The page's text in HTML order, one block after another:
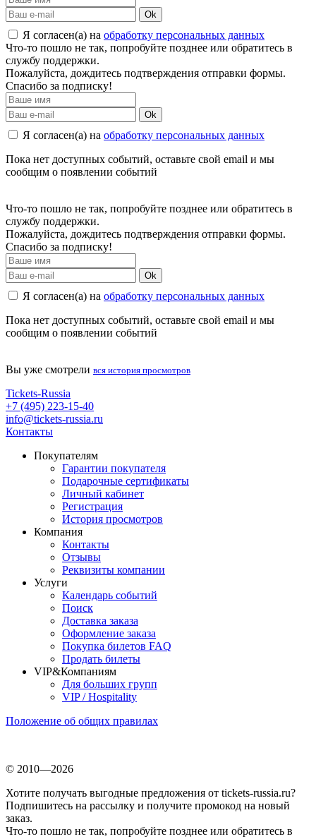
Ok
Я согласен(а) на обработку персональных данных
Что-то пошло не так, попробуйте позднее или обратитесь в
службу поддержки.
Пожалуйста, дождитесь подтверждения отправки формы.
Спасибо за подписку!
Ok
Я согласен(а) на обработку персональных данных
Пока нет доступных событий, оставьте свой email и мы
сообщим о появлении событий
Что-то пошло не так, попробуйте позднее или обратитесь в
службу поддержки.
Пожалуйста, дождитесь подтверждения отправки формы.
Спасибо за подписку!
Ok
Я согласен(а) на обработку персональных данных
Пока нет доступных событий, оставьте свой email и мы
сообщим о появлении событий
Вы уже смотрели вся история просмотров
Tickets-Russia
+7 (495) 223-15-40
info@tickets-russia.ru
Контакты
Покупателям
Гарантии покупателя
Подарочные сертификаты
Личный кабинет
Регистрация
История просмотров
Компания
Контакты
Отзывы
Реквизиты компании
Услуги
Календарь событий
Поиск
Доставка заказа
Оформление заказа
Покупка билетов FAQ
Продать билеты
VIP&Компаниям
Для больших групп
VIP / Hospitality
Положение об общих правилах
© 2010—2026
Хотите получать выгодные предложения от tickets-russia.ru?
Подпишитесь на рассылку и получите промокод на новый
заказ.
Что-то пошло не так, попробуйте позднее или обратитесь в